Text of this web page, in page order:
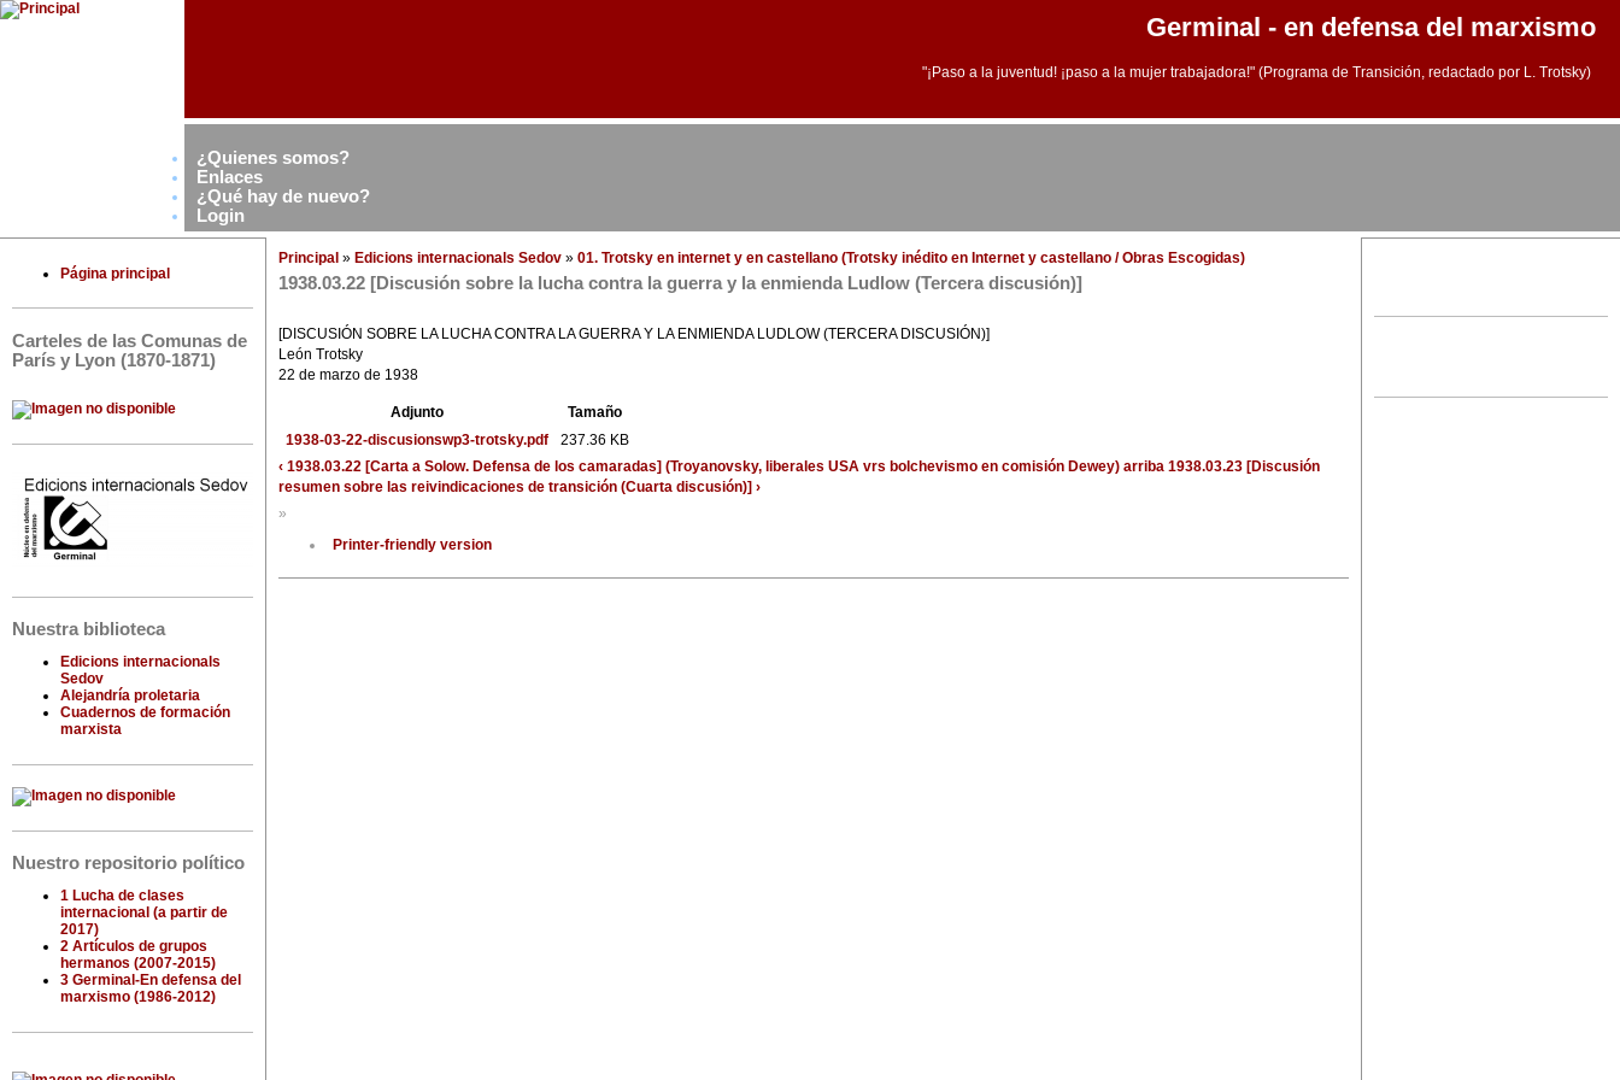
Germinal - en defensa del marxismo
"¡Paso a la juventud! ¡paso a la mujer trabajadora!" (Programa de Transición, redactado por L. Trotsky)
¿Quienes somos?
Enlaces
¿Qué hay de nuevo?
Login
Página principal
Carteles de las Comunas de
París y Lyon (1870-1871)
Nuestra biblioteca
Edicions internacionals
Sedov
Alejandría proletaria
Cuadernos de formación
marxista
Nuestro repositorio político
1 Lucha de clases
internacional (a partir de
2017)
2 Artículos de grupos
hermanos (2007-2015)
3 Germinal-En defensa del
marxismo (1986-2012)
Principal » Edicions internacionals Sedov » 01. Trotsky en internet y en castellano (Trotsky inédito en Internet y castellano / Obras Escogidas)
1938.03.22 [Discusión sobre la lucha contra la guerra y la enmienda Ludlow (Tercera discusión)]
[DISCUSIÓN SOBRE LA LUCHA CONTRA LA GUERRA Y LA ENMIENDA LUDLOW (TERCERA DISCUSIÓN)]
León Trotsky
22 de marzo de 1938
Adjunto
Tamaño
1938-03-22-discusionswp3-trotsky.pdf
237.36 KB
‹ 1938.03.22 [Carta a Solow. Defensa de los camaradas] (Troyanovsky, liberales USA vrs bolchevismo en comisión Dewey) arriba 1938.03.23 [Discusión
resumen sobre las reivindicaciones de transición (Cuarta discusión)] ›
»
Printer-friendly version